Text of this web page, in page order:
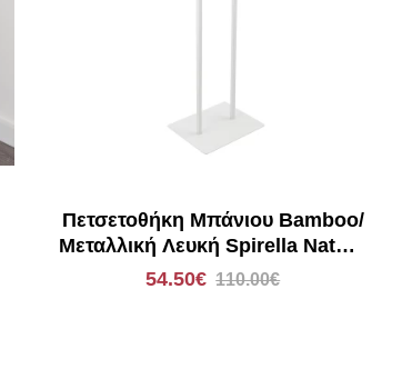
Πετσετοθήκη Μπάνιου Bamboo/
Μεταλλική Λευκή Spirella Natura
40.07487
54.50€ 110.00€